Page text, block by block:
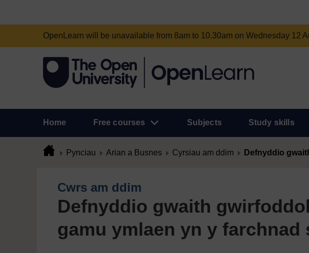
OpenLearn will be unavailable from 8am to 10.30am on Wednesday 12
Home Free courses Subjects Study skills
Pynciau Arian a Busnes Cyrsiau am ddim Defnyddio
Cwrs am ddim
Defnyddio gwaith
gamu ymlaen yn y farchnad